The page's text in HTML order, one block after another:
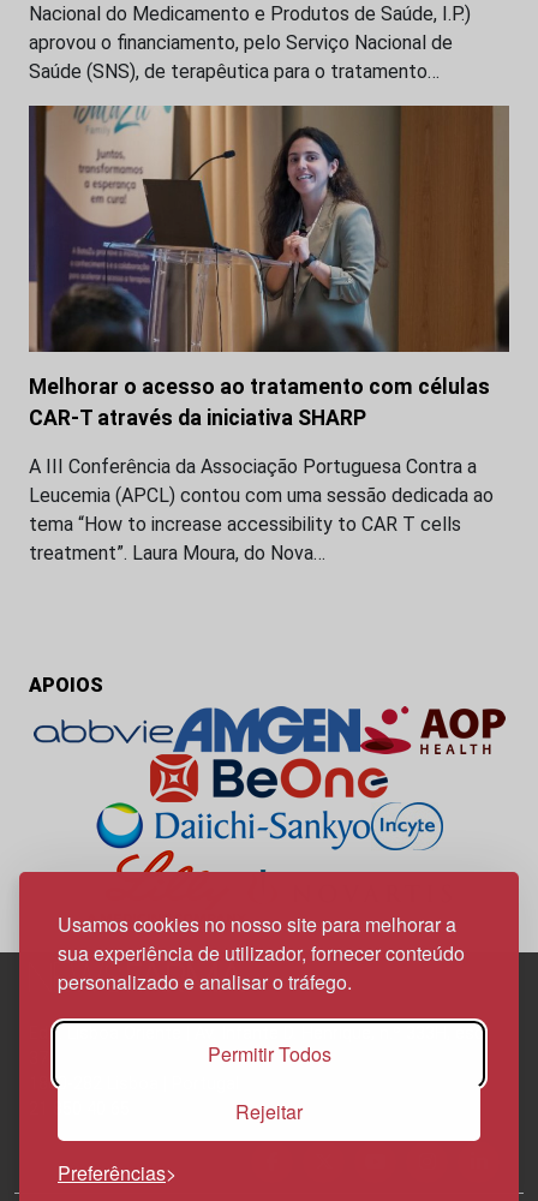
Usamos cookies no nosso site para melhorar a
sua experiência de utilizador, fornecer conteúdo
personalizado e analisar o tráfego.
Permitir Todos
Rejeitar
Preferências
Nacional do Medicamento e Produtos de Saúde, I.P.)
aprovou o financiamento, pelo Serviço Nacional de
Saúde (SNS), de terapêutica para o tratamento…
Melhorar o acesso ao tratamento com células
CAR-T através da iniciativa SHARP
A III Conferência da Associação Portuguesa Contra a
Leucemia (APCL) contou com uma sessão dedicada ao
tema “How to increase accessibility to CAR T cells
treatment”. Laura Moura, do Nova…
APOIOS
Edif. Lisboa Oriente | Av. Infante D. Henrique, n.º 333H, esc.
1800-282 Lisboa | Portugal